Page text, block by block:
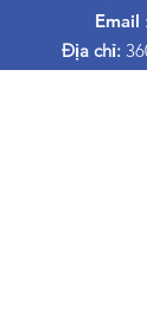
Email :
Địa chỉ: